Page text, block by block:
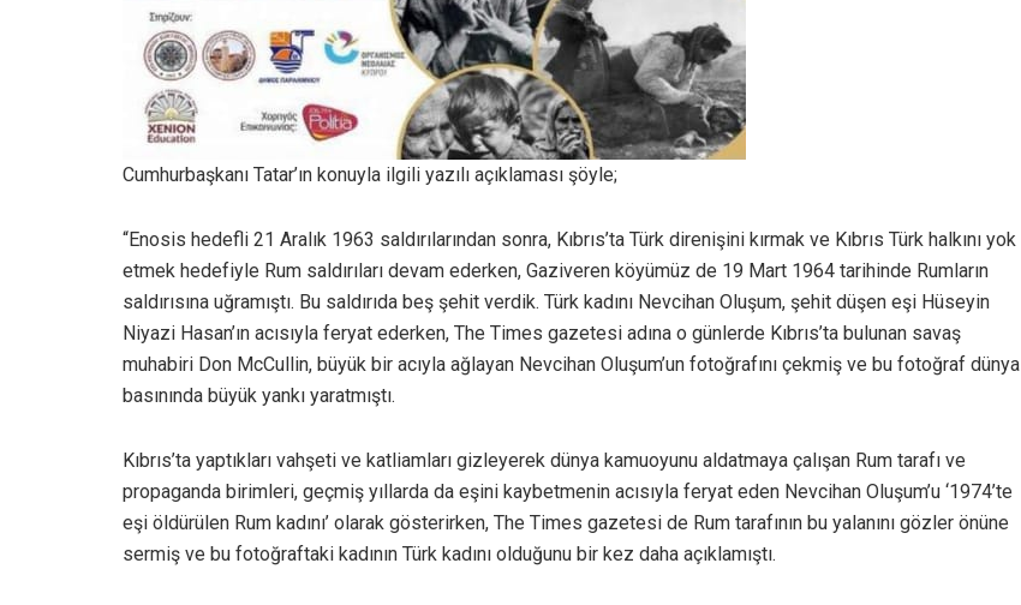
Cumhurbaşkanı Tatar’ın konuyla ilgili yazılı açıklaması şöyle;
“Enosis hedefli 21 Aralık 1963 saldırılarından sonra, Kıbrıs’ta Türk direnişini kırmak ve Kıbrıs Türk halkını yok
etmek hedefiyle Rum saldırıları devam ederken, Gaziveren köyümüz de 19 Mart 1964 tarihinde Rumların
saldırısına uğramıştı. Bu saldırıda beş şehit verdik. Türk kadını Nevcihan Oluşum, şehit düşen eşi Hüseyin
Niyazi Hasan’ın acısıyla feryat ederken, The Times gazetesi adına o günlerde Kıbrıs’ta bulunan savaş
muhabiri Don McCullin, büyük bir acıyla ağlayan Nevcihan Oluşum’un fotoğrafını çekmiş ve bu fotoğraf dünya
basınında büyük yankı yaratmıştı.
Kıbrıs’ta yaptıkları vahşeti ve katliamları gizleyerek dünya kamuoyunu aldatmaya çalışan Rum tarafı ve
propaganda birimleri, geçmiş yıllarda da eşini kaybetmenin acısıyla feryat eden Nevcihan Oluşum’u ‘1974’te
eşi öldürülen Rum kadını’ olarak gösterirken, The Times gazetesi de Rum tarafının bu yalanını gözler önüne
sermiş ve bu fotoğraftaki kadının Türk kadını olduğunu bir kez daha açıklamıştı.